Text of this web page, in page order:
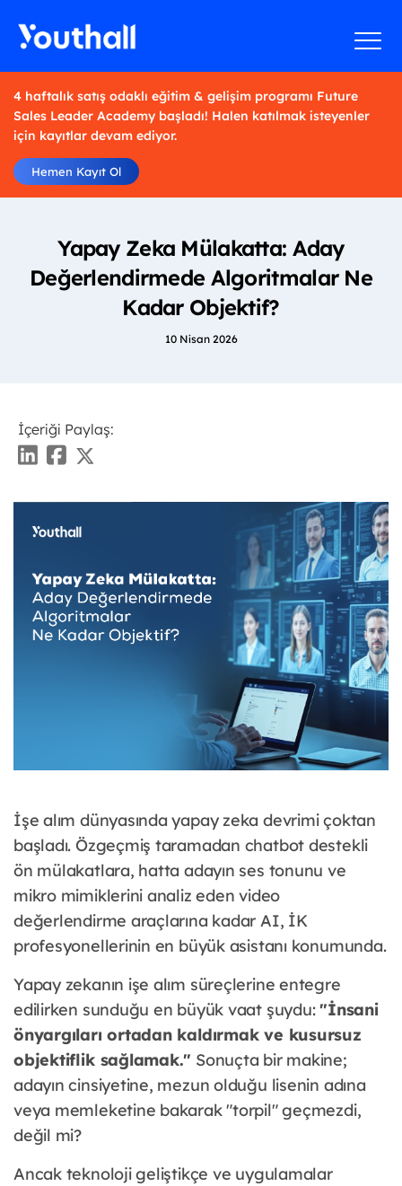
4 haftalık satış odaklı eğitim & gelişim programı Future
Sales Leader Academy başladı! Halen katılmak isteyenler
için kayıtlar devam ediyor.
Hemen Kayıt Ol
Yapay Zeka Mülakatta: Aday
Değerlendirmede Algoritmalar Ne
Kadar Objektif?
10 Nisan 2026
İçeriği Paylaş:
İşe alım dünyasında yapay zeka devrimi çoktan
başladı. Özgeçmiş taramadan chatbot destekli
ön mülakatlara, hatta adayın ses tonunu ve
mikro mimiklerini analiz eden video
değerlendirme araçlarına kadar AI, İK
profesyonellerinin en büyük asistanı konumunda.
Yapay zekanın işe alım süreçlerine entegre
edilirken sunduğu en büyük vaat şuydu:"İnsani
önyargıları ortadan kaldırmak ve kusursuz
objektiflik sağlamak." Sonuçta bir makine;
adayın cinsiyetine, mezun olduğu lisenin adına
veya memleketine bakarak "torpil" geçmezdi,
değil mi?
Ancak teknoloji geliştikçe ve uygulamalar